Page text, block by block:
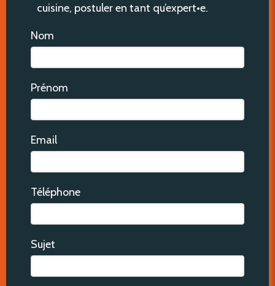
cuisine, postuler en tant qu’expert•e.
Nom
Prénom
Email
Téléphone
Sujet